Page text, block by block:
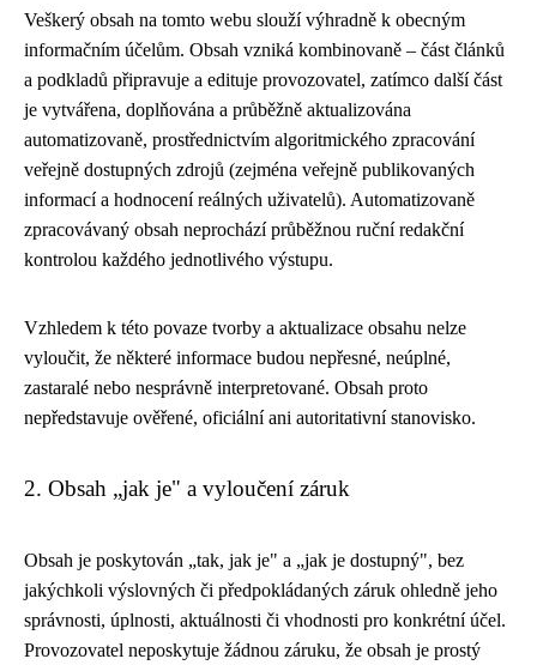
Veškerý obsah na tomto webu slouží výhradně k obecným
informačním účelům. Obsah vzniká kombinovaně – část článků
a podkladů připravuje a edituje provozovatel, zatímco další část
je vytvářena, doplňována a průběžně aktualizována
automatizovaně, prostřednictvím algoritmického zpracování
veřejně dostupných zdrojů (zejména veřejně publikovaných
informací a hodnocení reálných uživatelů). Automatizovaně
zpracovávaný obsah neprochází průběžnou ruční redakční
kontrolou každého jednotlivého výstupu.
Vzhledem k této povaze tvorby a aktualizace obsahu nelze
vyloučit, že některé informace budou nepřesné, neúplné,
zastaralé nebo nesprávně interpretované. Obsah proto
nepředstavuje ověřené, oficiální ani autoritativní stanovisko.
2. Obsah „jak je" a vyloučení záruk
Obsah je poskytován „tak, jak je" a „jak je dostupný", bez
jakýchkoli výslovných či předpokládaných záruk ohledně jeho
správnosti, úplnosti, aktuálnosti či vhodnosti pro konkrétní účel.
Provozovatel neposkytuje žádnou záruku, že obsah je prostý